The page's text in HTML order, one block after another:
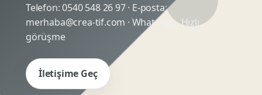
Telefon:0540 548 26 97· E-posta:
merhaba@crea-tif.com · WhatsApp:Hızlı
görüşme
İletişime Geç